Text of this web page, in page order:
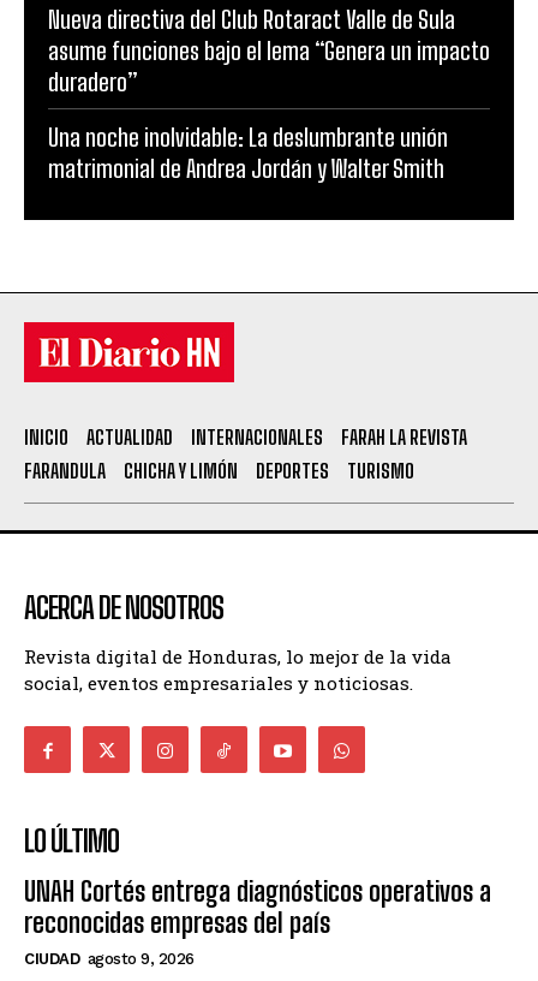
Nueva directiva del Club Rotaract Valle de Sula
asume funciones bajo el lema “Genera un impacto
duradero”
Una noche inolvidable: La deslumbrante unión
matrimonial de Andrea Jordán y Walter Smith
INICIO ACTUALIDAD INTERNACIONALES
FARAH LA REVISTA
FARANDULA
CHICHA Y LIMÓN DEPORTES TURISMO
ACERCA DE NOSOTROS
Revista digital de Honduras, lo mejor de la vida
social, eventos empresariales y noticiosas.
LO ÚLTIMO
UNAH Cortés entrega diagnósticos operativos a
reconocidas empresas del país
CIUDAD agosto 9, 2026